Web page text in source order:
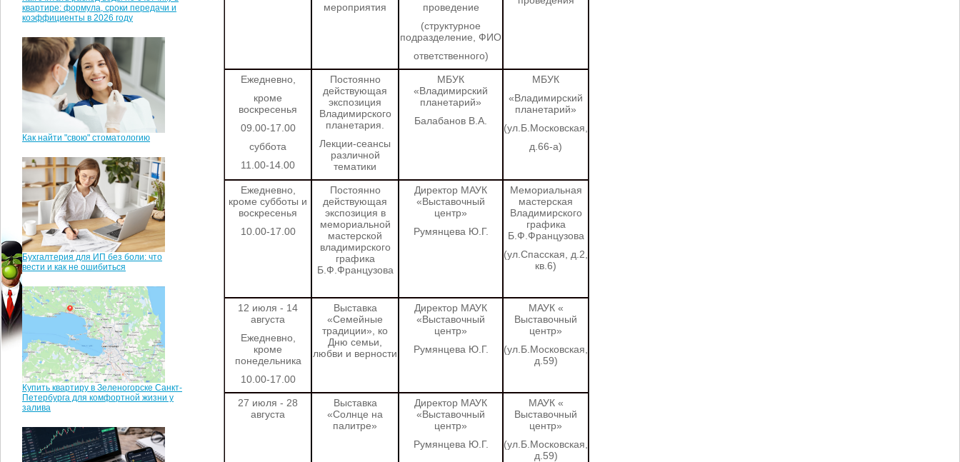
квартире: формула, сроки передачи и
коэффициенты в 2026 году
Как найти "свою" стоматологию
Бухгалтерия для ИП без боли: что
вести и как не ошибиться
Купить квартиру в Зеленогорске Санкт-
Петербурга для комфортной жизни у
залива
мероприятия
проведение
(структурное
подразделение, ФИО
ответственного)
Ежедневно,
кроме
воскресенья
09.00-17.00
суббота
11.00-14.00
Постоянно
действующая
экспозиция
Владимирского
планетария.
Лекции-сеансы
различной
тематики
МБУК
«Владимирский
планетарий»
Балабанов В.А.
МБУК
«Владимирский
планетарий»
(ул.Б.Московская,
д.66-а)
Ежедневно,
кроме субботы и
воскресенья
10.00-17.00
Постоянно
действующая
экспозиция в
мемориальной
мастерской
владимирского
графика
Б.Ф.Французова
Директор МАУК
«Выставочный
центр»
Румянцева Ю.Г.
Мемориальная
мастерская
Владимирского
графика
Б.Ф.Французова
(ул.Спасская, д.2,
кв.6)
12 июля - 14
августа
Ежедневно,
кроме
понедельника
10.00-17.00
Выставка
«Семейные
традиции», ко
Дню семьи,
любви и верности
Директор МАУК
«Выставочный
центр»
Румянцева Ю.Г.
МАУК «
Выставочный
центр»
(ул.Б.Московская,
д.59)
27 июля - 28
августа
Выставка
«Солнце на
палитре»
Директор МАУК
«Выставочный
центр»
Румянцева Ю.Г.
МАУК «
Выставочный
центр»
(ул.Б.Московская,
д.59)